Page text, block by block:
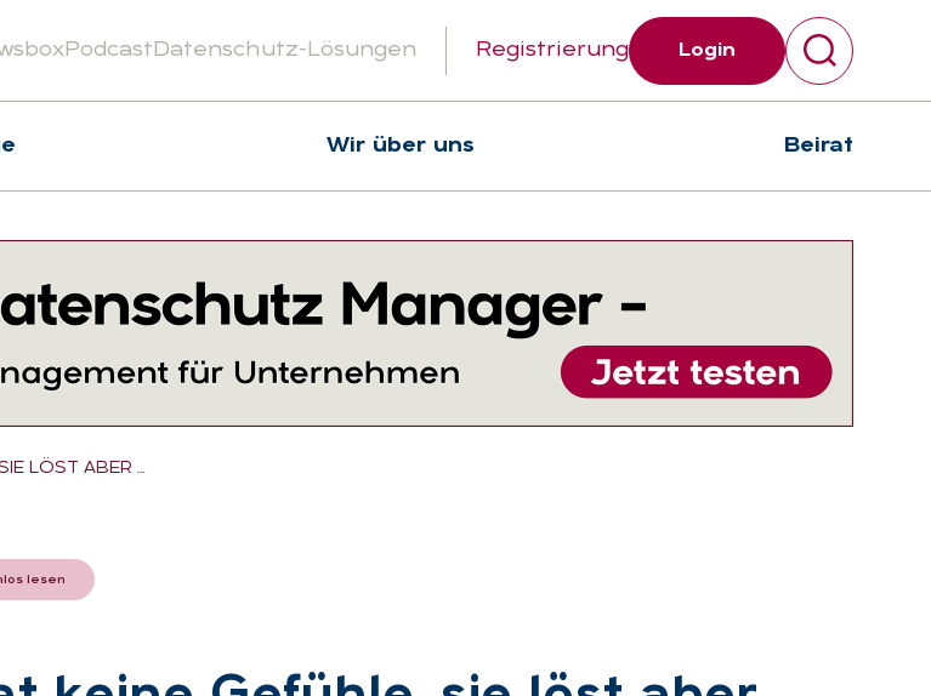
PodcastDatenschutz-Lösungen Registrierung Login
Wir über uns Beirat
LÖST ABER …
lesen